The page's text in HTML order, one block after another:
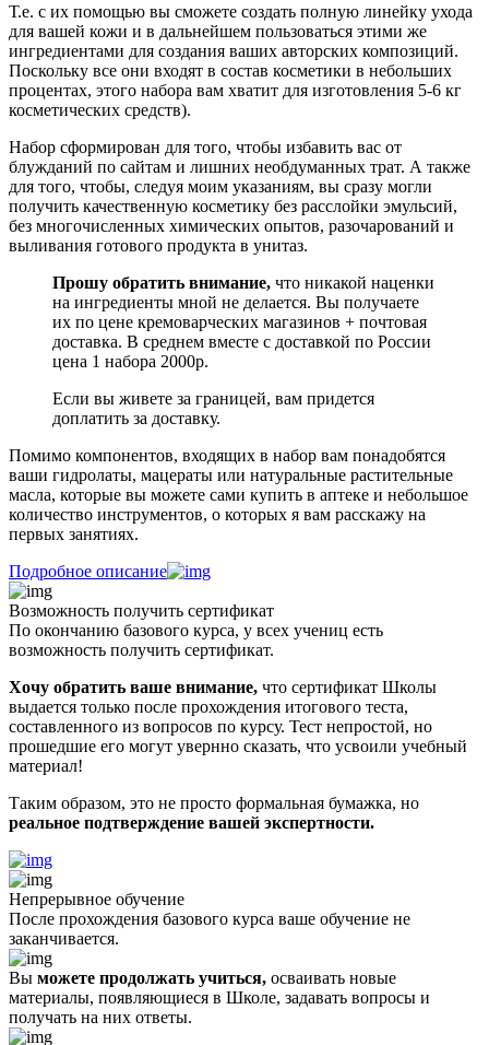
Т.е. с их помощью вы сможете создать полную линейку ухода
для вашей кожи и в дальнейшем пользоваться этими же
ингредиентами для создания ваших авторских композиций.
Поскольку все они входят в состав косметики в небольших
процентах, этого набора вам хватит для изготовления 5-6 кг
косметических средств).
Набор сформирован для того, чтобы избавить вас от
блужданий по сайтам и лишних необдуманных трат. А также
для того, чтобы, следуя моим указаниям, вы сразу могли
получить качественную косметику без расслойки эмульсий,
без многочисленных химических опытов, разочарований и
выливания готового продукта в унитаз.
Прошу обратить внимание, что никакой наценки
на ингредиенты мной не делается. Вы получаете
их по цене кремоварческих магазинов + почтовая
доставка. В среднем вместе с доставкой по России
цена 1 набора 2000р.
Если вы живете за границей, вам придется
доплатить за доставку.
Помимо компонентов, входящих в набор вам понадобятся
ваши гидролаты, мацераты или натуральные растительные
масла, которые вы можете сами купить в аптеке и небольшое
количество инструментов, о которых я вам расскажу на
первых занятиях.
Подробное описание
Возможность получить сертификат
По окончанию базового курса, у всех учениц есть
возможность получить сертификат.
Хочу обратить ваше внимание, что сертификат Школы
выдается только после прохождения итогового теста,
составленного из вопросов по курсу. Тест непростой, но
прошедшие его могут увернно сказать, что усвоили учебный
материал!
Таким образом, это не просто формальная бумажка, но
реальное подтверждение вашей экспертности.
Непрерывное обучение
После прохождения базового курса ваше обучение не
заканчивается.
Вы можете продолжать учиться, осваивать новые
материалы, появляющиеся в Школе, задавать вопросы и
получать на них ответы.